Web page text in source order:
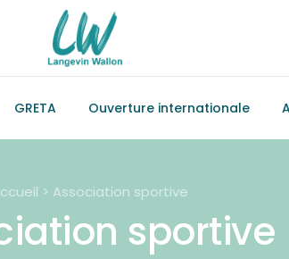
GRETA Ouverture internationale
> Association sportive
sportive